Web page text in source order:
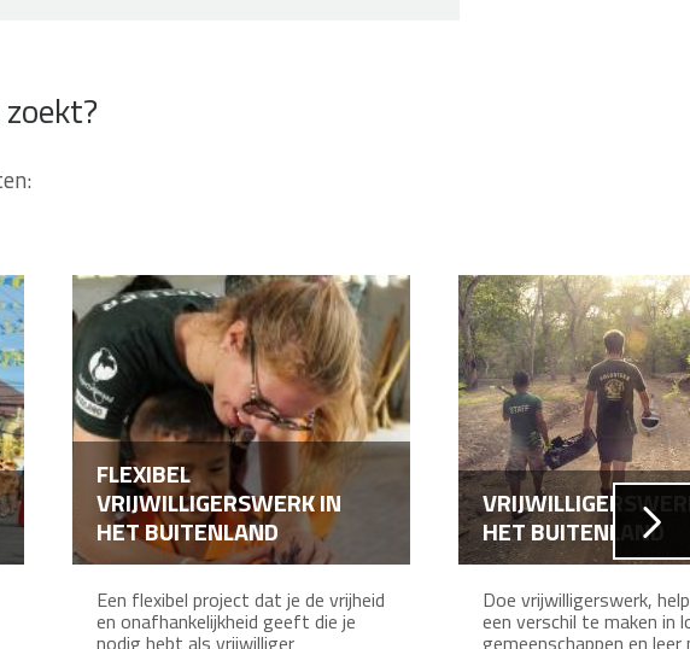
FLEXIBEL
VRIJWILLIGERSWERK IN
HET BUITENLAND
Een flexibel project dat je de vrijheid
en onafhankelijkheid geeft die je
HET BUITENLAND
Doe vrijwilligerswerk,
een verschil te maken in